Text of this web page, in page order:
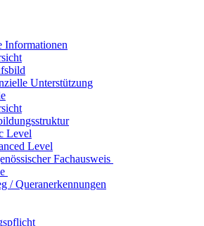
Informationen
Unterstützung
Level
Level
Fachausweis
/ Queranerkennungen